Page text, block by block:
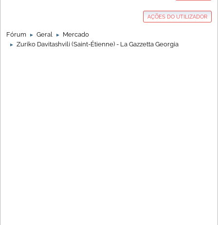
AÇÕES DO UTILIZADOR
Fórum ► Geral ► Mercado
► Zuriko Davitashvili (Saint-Étienne) - La Gazzetta Georgia